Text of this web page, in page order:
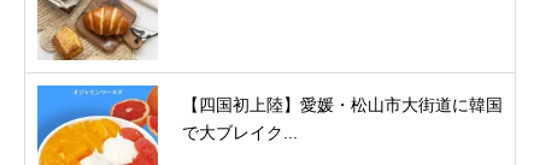
【四国初上陸】愛媛・松山市大街道に韓国
で大ブレイク...